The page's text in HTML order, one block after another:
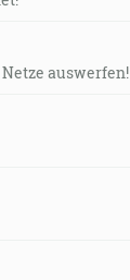
auswerfen!